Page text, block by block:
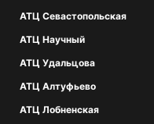
АТЦ Севастопольская
АТЦ Научный
АТЦ Удальцова
АТЦ Алтуфьево
АТЦ Лобненская